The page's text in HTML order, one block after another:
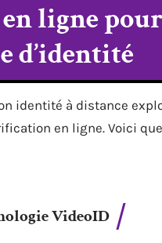
ligne
d’identité
identité à distance
en ligne. Voici
VideoID